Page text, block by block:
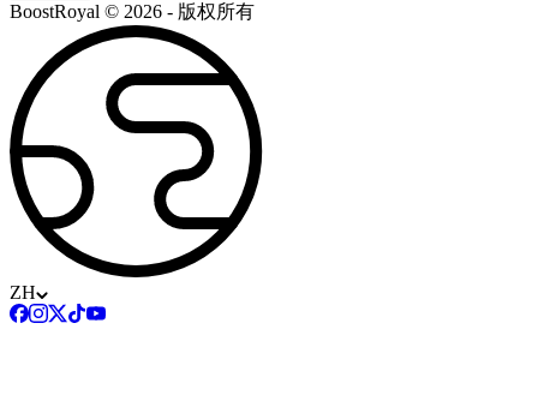
BoostRoyal © 2026 - 版权所有
ZH